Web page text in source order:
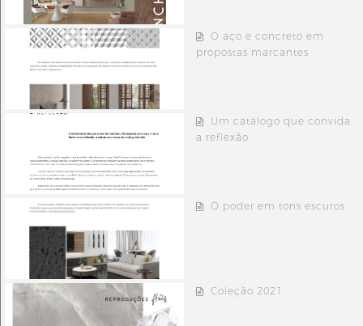
O aço e concreto em
propostas marcantes
Um catálogo que convida
a reflexão
O poder em tons escuros
Coleção 2021